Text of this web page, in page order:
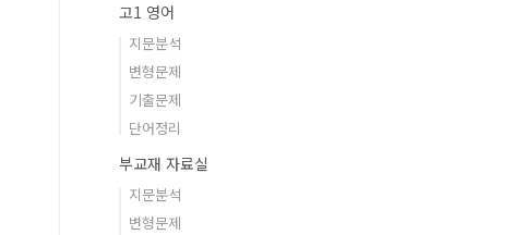
고1 영어
지문분석
변형문제
기출문제
단어정리
부교재 자료실
지문분석
변형문제